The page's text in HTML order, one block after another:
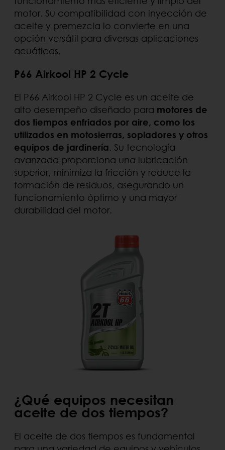
motor. Su compatibilidad con inyección de
aceite y premezcla lo convierte en una
opción versátil para diversas aplicaciones
acuáticas.
P66 Airkool HP 2 Cycle
El P66 Airkool HP 2 Cycle es un aceite de
alto desempeño diseñado para motores de
dos tiempos enfriados por aire, como los
utilizados en motosierras, sopladores y otros
equipos de jardinería. Su tecnología
avanzada proporciona una lubricación
superior, minimiza la fricción y reduce la
formación de residuos, asegurando un
funcionamiento óptimo y una mayor
durabilidad del motor.
¿Qué equipos necesitan
aceite de dos tiempos?
El aceite de dos tiempos es fundamental